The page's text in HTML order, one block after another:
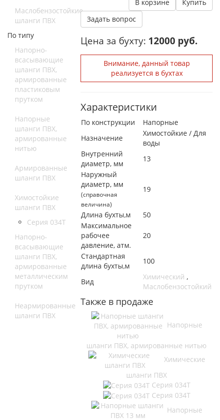
Маслобензостойкие
шланги ПВХ
По типу
Напорно-
всасывающие
шланги ПВХ,
армированные
пластиковым
прутком
Напорные
шланги ПВХ,
армированные
нитью
Армированные
шланги ПВХ
Химостойкие
шланги ПВХ
Серия 034Т
Напорно-
всасывающие
шланги ПВХ,
армированные
металлическим
прутком
Неармированные
шланги ПВХ
Купить
В корзине
Задать вопрос
Цена за бухту: 12000 руб.
Внимание, данный товар
реализуется в бухтах
Характеристики
По конструкции
Напорные
Назначение
Химостойкие / Для
воды
Внутренний
диаметр, мм
13
Наружный
диаметр, мм
(справочная
величина)
19
Длина бухты,м
50
Максимальное
рабочее
давление, атм.
20
Стандартная
длина бухты,м
100
Вид
Химический ,
Маслобензостойкий
Также в продаже
Напорные
шланги ПВХ, армированные нитью
Химические
шланги ПВХ
Серия 034Т
Серия 034Т
Напорные